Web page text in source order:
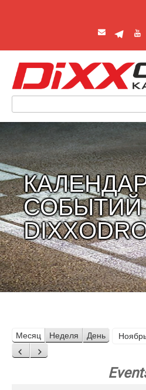
СОБЫТИЙ
Месяц Неделя День
Месяц
Назад
Вперед